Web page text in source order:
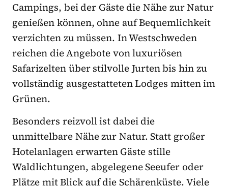
Campings, bei der Gäste die Nähe zur Natur
genießen können, ohne auf Bequemlichkeit
verzichten zu müssen. In Westschweden
reichen die Angebote von luxuriösen
Safarizelten über stilvolle Jurten bis hin zu
vollständig ausgestatteten Lodges mitten im
Grünen.
Besonders reizvoll ist dabei die
unmittelbare Nähe zur Natur. Statt großer
Hotelanlagen erwarten Gäste stille
Waldlichtungen, abgelegene Seeufer oder
Plätze mit Blick auf die Schärenküste. Viele